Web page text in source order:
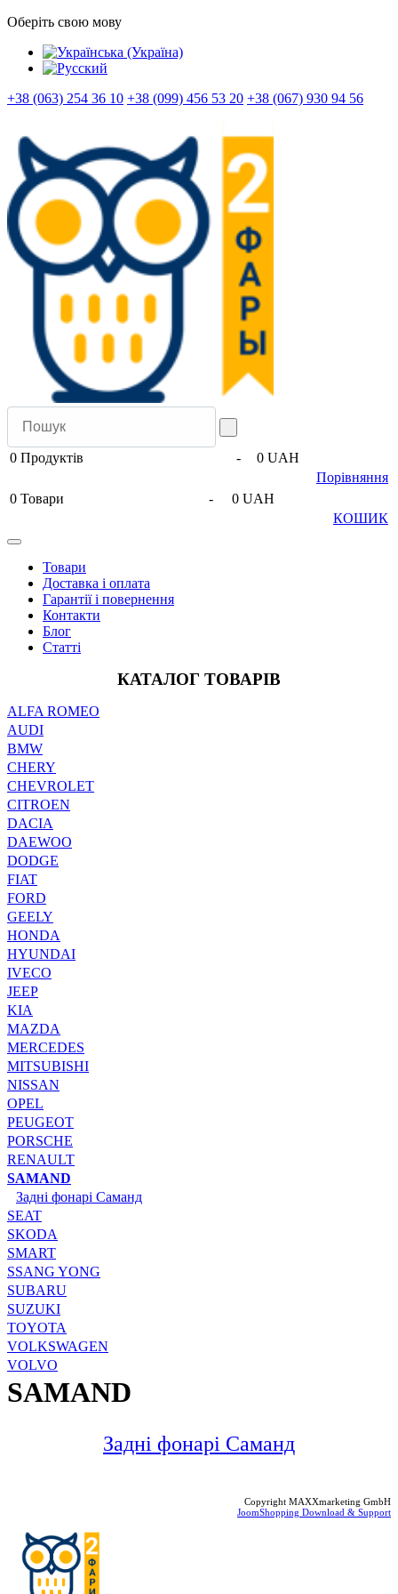
Оберіть свою мову
+38 (063) 254 36 10 +38 (099) 456 53 20 +38 (067) 930 94 56
0 Продуктів -
0 UAH
Порівняння
0 Товари -
0 UAH
КОШИК
Товари
Доставка і оплата
Гарантії і повернення
Контакти
Блог
Статті
КАТАЛОГ ТОВАРІВ
ALFA ROMEO
AUDI
BMW
CHERY
CHEVROLET
CITROEN
DACIA
DAEWOO
DODGE
FIAT
FORD
GEELY
HONDA
HYUNDAI
IVECO
JEEP
KIA
MAZDA
MERCEDES
MITSUBISHI
NISSAN
OPEL
PEUGEOT
PORSCHE
RENAULT
SAMAND
Задні фонарі Саманд
SEAT
SKODA
SMART
SSANG YONG
SUBARU
SUZUKI
TOYOTA
VOLKSWAGEN
VOLVO
SAMAND
Задні фонарі Саманд
Copyright MAXXmarketing GmbH
JoomShopping Download & Support